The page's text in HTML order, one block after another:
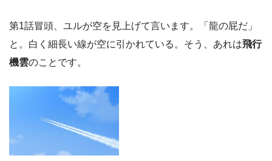
第1話冒頭、ユルが空を見上げて言います。「龍の屁だ」
と。白く細長い線が空に引かれている。そう、あれは飛行
機雲のことです。